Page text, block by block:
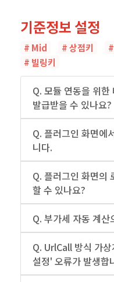
기준정보 설정
# Mid # 상점키
# 빌링키
Q. 모듈 연동을 위
발급받을 수 있나요?
Q. 플러그인 화면에
니다.
Q. 플러그인 화면의
할 수 있나요?
Q. 부가세 자동 계산
Q. UrlCall 방식 가
설정' 오류가 발생합